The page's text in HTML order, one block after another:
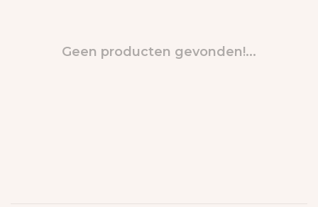
Geen producten gevonden!...